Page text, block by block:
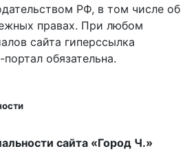
РФ, в том числе об
правах. При любом
сайта гиперссылка
обязательна.
сайта «Город Ч.»